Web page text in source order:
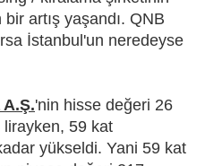
artış yaşandı. QNB
İstanbul'un neredeyse
'nin hisse değeri 26
59 kat
yükseldi. Yani 59 kat